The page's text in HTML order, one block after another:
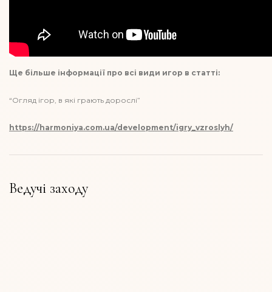
Ще більше інформації про всі види игор в статті:
“Огляд ігор, в які грають дорослі”
https://harmoniya.com.ua/development/igry_vzroslyh/
Ведучі заходу